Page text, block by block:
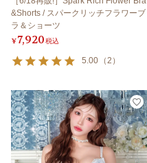
&Shorts / スパークリッチフラワーブ
ラ＆ショーツ
¥7,920税込
5.00 （2 ）